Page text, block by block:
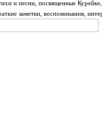
и песни, посвященные
заметки, воспоминания,